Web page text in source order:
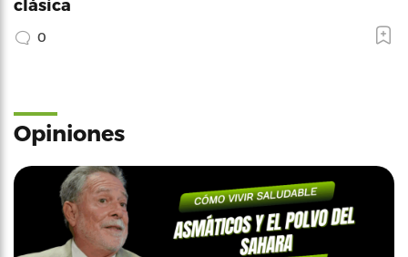
clásica
0
Opiniones